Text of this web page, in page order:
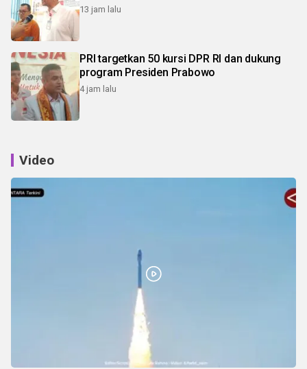
13 jam lalu
PRI targetkan 50 kursi DPR RI dan dukung
program Presiden Prabowo
4 jam lalu
Video